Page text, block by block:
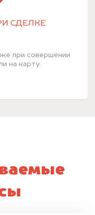
СДЕЛКЕ
при совершении
на карту.